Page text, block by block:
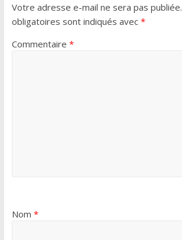
Votre adresse e-mail ne sera pas publiée.
obligatoires sont indiqués avec *
Commentaire *
Nom *